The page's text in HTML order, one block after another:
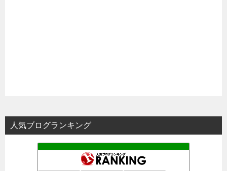
人気ブログランキング